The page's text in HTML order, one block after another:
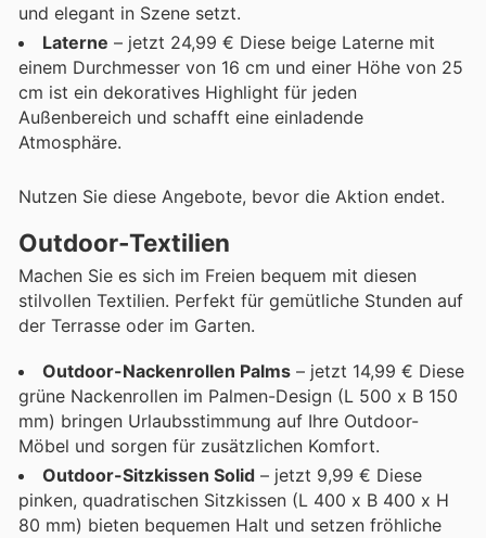
und elegant in Szene setzt.
Laterne – jetzt 24,99 € Diese beige Laterne mit
einem Durchmesser von 16 cm und einer Höhe von 25
cm ist ein dekoratives Highlight für jeden
Außenbereich und schafft eine einladende
Atmosphäre.
Nutzen Sie diese Angebote, bevor die Aktion endet.
Outdoor-Textilien
Machen Sie es sich im Freien bequem mit diesen
stilvollen Textilien. Perfekt für gemütliche Stunden auf
der Terrasse oder im Garten.
Outdoor-Nackenrollen Palms – jetzt 14,99 € Diese
grüne Nackenrollen im Palmen-Design (L 500 x B 150
mm) bringen Urlaubsstimmung auf Ihre Outdoor-
Möbel und sorgen für zusätzlichen Komfort.
Outdoor-Sitzkissen Solid – jetzt 9,99 € Diese
pinken, quadratischen Sitzkissen (L 400 x B 400 x H
80 mm) bieten bequemen Halt und setzen fröhliche